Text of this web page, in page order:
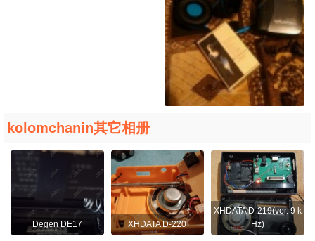
kolomchanin其它相册
Degen DE17 XHDATA D-220
XHDATA D-219(ver. 9 k
Hz)